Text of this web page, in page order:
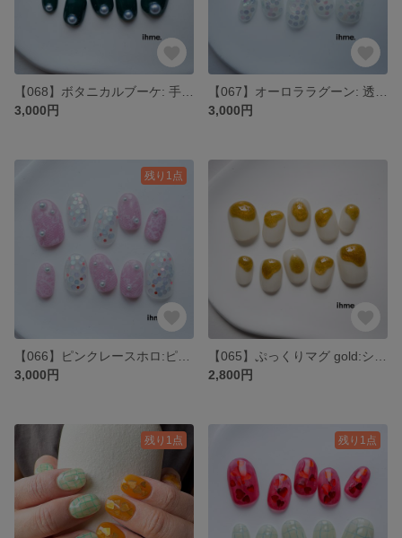
3,000円
3,000円
残り1点
3,000円
2,800円
残り1点 残り1点